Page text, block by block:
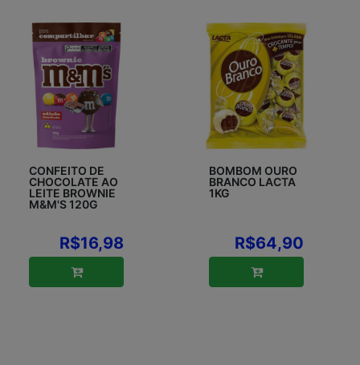
CONFEITO DE
CHOCOLATE AO
LEITE BROWNIE
M&M'S 120G
R$16,98
BOMBOM OURO
BRANCO LACTA
1KG
R$64,90